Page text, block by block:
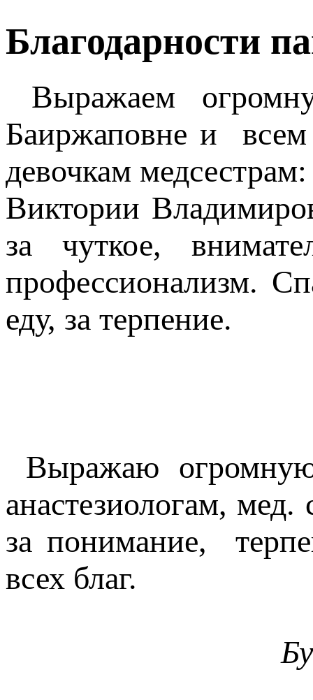
Благодарности
Выражаем
Баиржаповне и всем
девочкам
Виктории
за чуткое,
профессионализм.
еду, за терпение.
Выражаю огромную
анастезиологам,
за понимание,
всех благ.